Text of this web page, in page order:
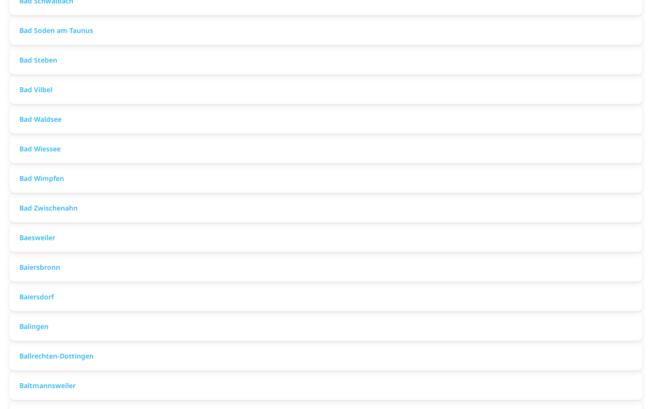
Bad Soden am Taunus
Bad Steben
Bad Vilbel
Bad Waldsee
Bad Wiessee
Bad Wimpfen
Bad Zwischenahn
Baesweiler
Baiersbronn
Baiersdorf
Balingen
Ballrechten-Dottingen
Baltmannsweiler